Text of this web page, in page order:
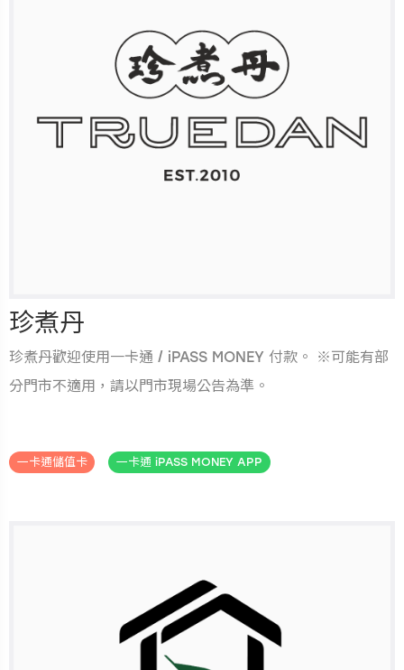
珍煮丹
珍煮丹歡迎使用一卡通 / iPASS MONEY 付款。 ※可能有部
分門市不適用，請以門市現場公告為準。
一卡通儲值卡 一卡通 iPASS MONEY APP